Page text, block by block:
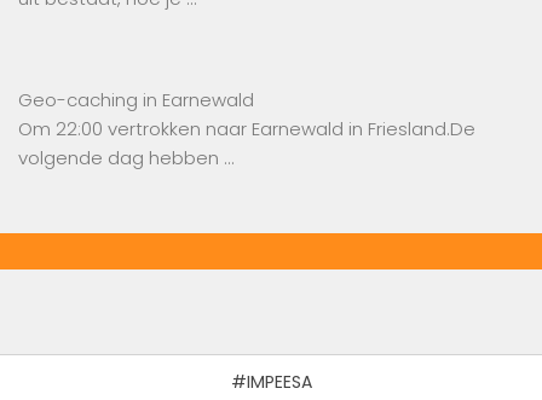
Geo-caching in Earnewald
Om 22:00 vertrokken naar Earnewald in Friesland.De
volgende dag hebben …
#IMPEESA